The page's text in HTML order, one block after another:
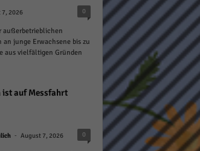
7, 2026 0
außerbetrieblichen
junge Erwachsene bis zu
aus vielfältigen Gründen
ist auf Messfahrt
- August 7, 2026 0